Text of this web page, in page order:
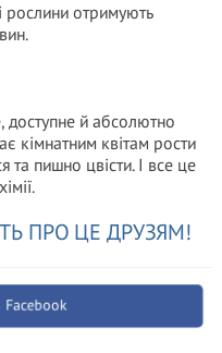
рослини отримують
доступне й абсолютно
кімнатним квітам рости
та пишно цвісти. І все це
ПРО ЦЕ ДРУЗЯМ!
Facebook